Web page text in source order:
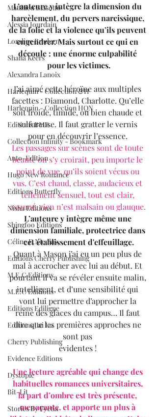
Matthieu Biasotto
Alessia Jourdain
Loraline Bradern
Shana Keers
Alexandra Lanoix
Harlequin - Collection &H
Harlequin - Collection HQN
Editions BMR
Collection Infinity - Bookmark
Auto-Edition
Hugo New Romance
Editions Butterfly
Nisha Editions
Shingfoo Editions
Céline E.Nicolas
Editions Cherry Publishing
M.E.C Editions
M.E.C Editions
Editions Ediligne
Editions J'ai Lu
Cherry Publishing
Evidence Editions
Dystopie
Bit-Lit
Stories By Fyctia
L’auteure y intègre la dimension du
harcèlement, du pervers narcissique,
de la folie et la violence qu’ils peuvent
engendrer. Mais surtout ce qui en
découle : une énorme culpabilité
pour les victimes.
J’ai aimé cette héroïne aux multiples
facettes : Diamond, Charlotte. Qu’elle
soit froide, timide, ou bien chaude et
sulfureuse. Il faut gratter le vernis
pour en découvrir l’essence.
Les passages sur scènes sont de toute
beauté on s’y croirait, peu importe le
point de vue, qu’ils soient vécus ou
vus. C’est chaud, classe, audacieux et
tellement sensuel, tout est clair,
assumé, rien n’est malsain ou glauque.
L’auteure y intègre même une
dimension familiale, protectrice dans
cet établissement d'effeuillage.
Quant à Mason j’ai eu un peu plus de
mal à accrocher avec lui au début. Et
pourtant il va se révéler ensuite malin,
intelligent, et d’une sensibilité qui
vont lui permettre d’approcher la
reine des glaces du campus… Il faut
dire que les premières approches ne
sont pas
évidentes !
Une lecture agréable qui change des
habituelles romances universitaires,
la part d’ombre est très présente,
menaçante, et apporte un plus à